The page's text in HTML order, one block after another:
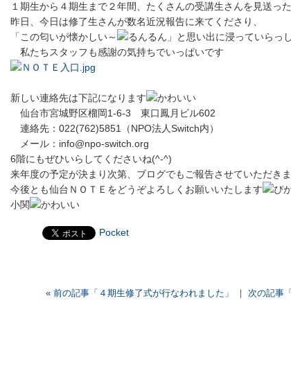
１期生から４期生まで２年間、たくさんの受講生さんを見送っ
昨日、今日は修了生さんが数名近況報告に来てくださり、
「この匂いが懐かしい～
」と思い出に浸っていらっ
私たちスタッフも感謝の気持ちでいっぱいです
新しい連絡先は下記になります
仙台市宮城野区榴岡1-6-3 東口鳳月ビル602
連絡先：022(762)5851（NPO法人Switch内）
メール：info@npo-switch.org
6階にもぜひいらしてくださいね(^-^)
来年度の予定が決まり次第、ブログでもご報告させていただきま
今後とも仙台ＮＯＴＥをどうぞよろしくお願いいたします
小関
Pocket
« 前の記事「４期生修了式が行なわれました」 ｜ 次の記事